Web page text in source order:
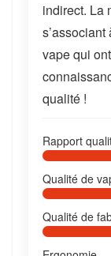
indirect. La
vape qui
qualité !
Rapport
Qualité de
Qualité de